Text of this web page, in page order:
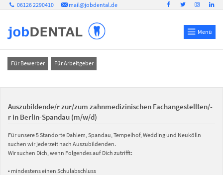
06126 2290410 mail@jobdental.de
Menü
Für Bewerber Für Arbeitgeber
Auszubildende/r zur/zum zahnmedizinischen Fachangestellten/-
r in Berlin-Spandau (m/w/d)
Für unsere 5 Standorte Dahlem, Spandau, Tempelhof, Wedding und Neukölln
suchen wir jederzeit nach Auszubildenden.
Wir suchen Dich, wenn Folgendes auf Dich zutrifft:
• mindestens einen Schulabschluss